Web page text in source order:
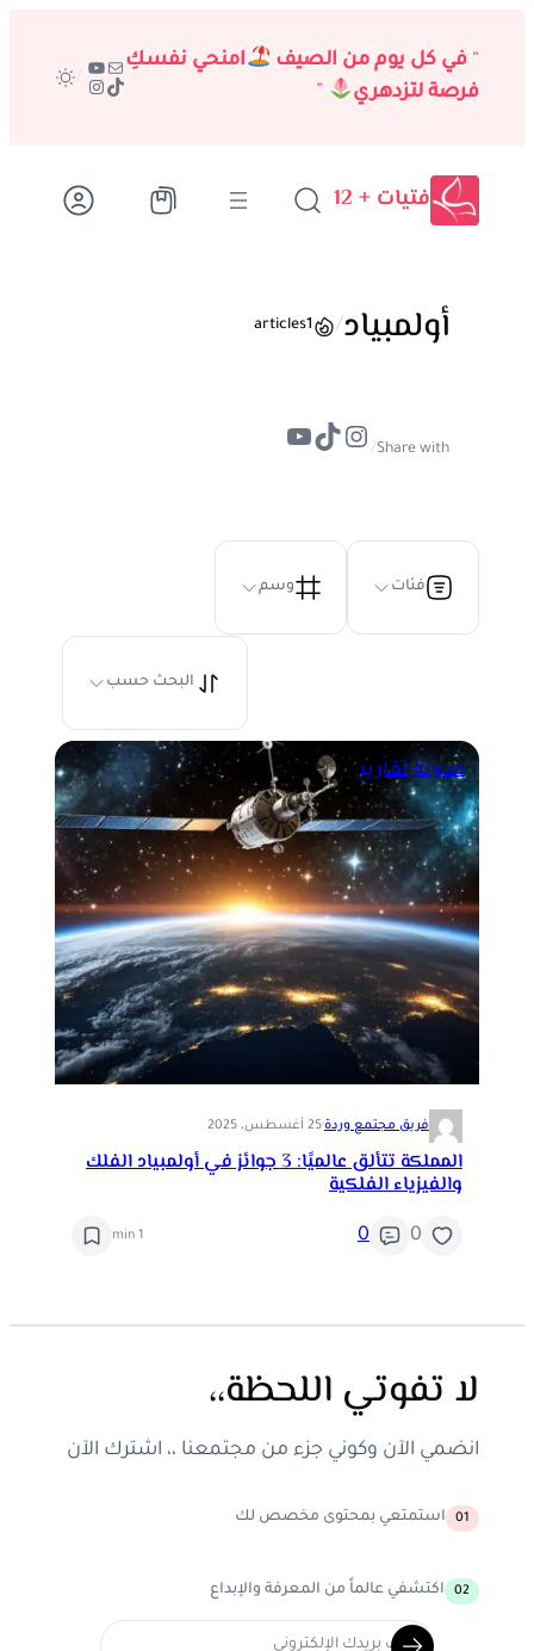
المحتوى
“في كل يوم من الصيف
امنحي نفسكِ
فرصة لتزدهري
”
بريديوتيوب
تيك توكإنستجرام
/
فتيات + 12
أولمبياد/
1
articles
Share with
/
إنستجرام
تيك توكيوتيوب
فئات وسم
البحث حسب
مدونة تقارير
فريق مجتمع وردة·25 أغسطس، 2025
المملكة تتألق عالميًا: 3 جوائز في أولمبياد الفلك
والفيزياء الفلكية
0
0
1 min
لا تفوتي اللحظة،،
انضمي الآن وكوني جزء من مجتمعنا ،، اشترك الآن
01 استمتعي بمحتوى مخصص لك
02 اكتشفي عالماً من المعرفة والإبداع